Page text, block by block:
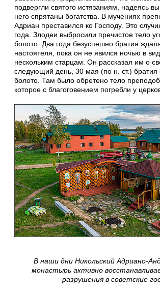
подвергли святого истязаниям, надеясь
него спрятаны богатства. В мучениях
Адриан преставился ко Господу. Это
года. Злодеи выбросили пречистое тело
болото. Два года безуспешно братия
настоятеля, пока он не явился ночью в
нескольким старцам. Он рассказал им о
следующий день, 30 мая (по н. ст.) братия
болото. Там было обретено тело
которое с благоговением погребли у
В наши дни Никольский Адриано-
монастырь активно
разрушения в советские